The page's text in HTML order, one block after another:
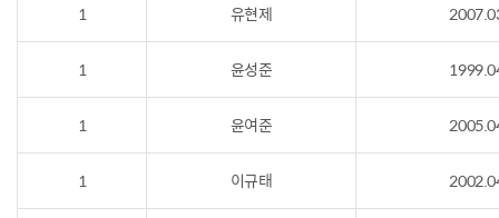
1 유현제
1 윤성준
1 윤여준
1 이규태